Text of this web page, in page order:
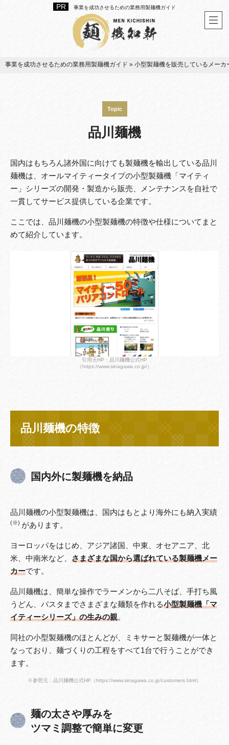
事業を成功させるための業務用製麺機ガイド
事業を成功させるための業務用製麺機ガイド » 小型製麺機を販売しているメーカ
Topic
品川麺機
国内はもちろん諸外国に向けても製麺機を輸出している品川
麺機は、オールマイティータイプの小型製麺機「マイティ
ー」シリーズの開発・製造から販売、メンテナンスを自社で
一貫してサービス提供している企業です。
ここでは、品川麺機の小型製麺機の特徴や仕様についてまと
めて紹介しています。
引用元HP：品川麺機公式HP
（https://www.sinagawa.co.jp/）
品川麺機の特徴
国内外に製麺機を納品
品川麺機の小型製麺機は、国内はもとより海外にも納入実績
(※) があります。
ヨーロッパをはじめ、アジア諸国、中東、オセアニア、北
米、中南米など、 さまざまな国から選ばれている製麺機メー
カーです。
品川麺機は、簡単な操作でラーメンから二八そば、手打ち風
うどん、パスタまでさまざまな麺類を作れる小型製麺機「マ
イティーシリーズ」の生みの親。
同社の小型製麺機のほとんどが、ミキサーと製麺機が一体と
なっており、麺づくりの工程をすべて1台で行うことができ
ます。
※参照元：品川麺機公式HP（https://www.sinagawa.co.jp/customers.html）
麺の太さや厚みを
ツマミ調整で簡単に変更